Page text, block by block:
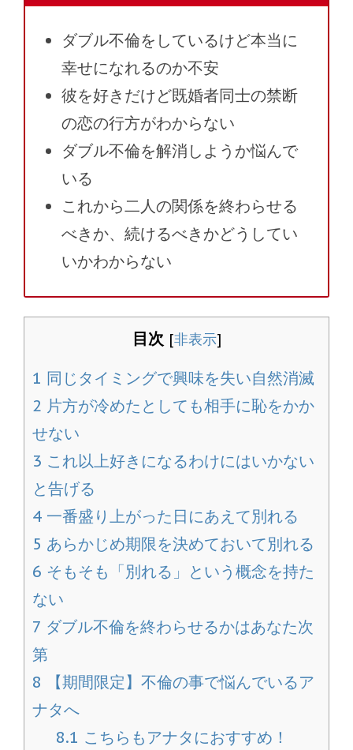
ダブル不倫をしているけど本当に
幸せになれるのか不安
彼を好きだけど既婚者同士の禁断
の恋の行方がわからない
ダブル不倫を解消しようか悩んで
いる
これから二人の関係を終わらせる
べきか、続けるべきかどうしてい
いかわからない
目次 [非表示]
1 同じタイミングで興味を失い自然消滅
2 片方が冷めたとしても相手に恥をかか
せない
3 これ以上好きになるわけにはいかない
と告げる
4 一番盛り上がった日にあえて別れる
5 あらかじめ期限を決めておいて別れる
6 そもそも「別れる」という概念を持た
ない
7 ダブル不倫を終わらせるかはあなた次
第
8 【期間限定】不倫の事で悩んでいるア
ナタへ
8.1 こちらもアナタにおすすめ！